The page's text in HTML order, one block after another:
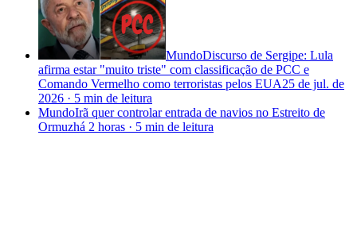
MundoDiscurso de Sergipe: Lula
afirma estar "muito triste" com classificação de PCC e
Comando Vermelho como terroristas pelos EUA25 de jul. de
2026 · 5 min de leitura
MundoIrã quer controlar entrada de navios no Estreito de
Ormuzhá 2 horas · 5 min de leitura